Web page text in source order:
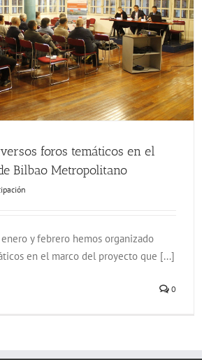
foros temáticos en el
Bilbao Metropolitano
y febrero hemos organizado
en el marco del proyecto que [...]
0